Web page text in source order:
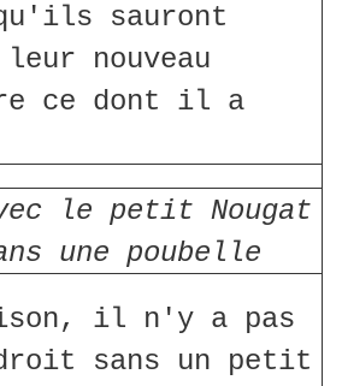
sauront
nouveau
ce dont il a
le petit Nougat
une poubelle
il n'y a pas
sans un petit